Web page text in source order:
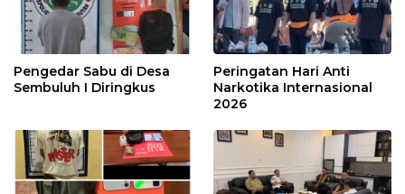
Pengedar Sabu di Desa
Sembuluh I Diringkus
Peringatan Hari Anti
Narkotika Internasional
2026